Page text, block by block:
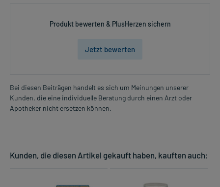
Produkt bewerten & PlusHerzen sichern
Jetzt bewerten
Bei diesen Beiträgen handelt es sich um Meinungen unserer
Kunden, die eine individuelle Beratung durch einen Arzt oder
Apotheker nicht ersetzen können.
Kunden, die diesen Artikel gekauft haben, kauften auch: